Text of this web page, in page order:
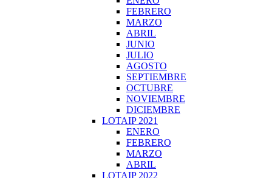
FEBRERO
MARZO
ABRIL
JUNIO
JULIO
AGOSTO
SEPTIEMBRE
OCTUBRE
NOVIEMBRE
DICIEMBRE
LOTAIP 2021
ENERO
FEBRERO
MARZO
ABRIL
LOTAIP 2022